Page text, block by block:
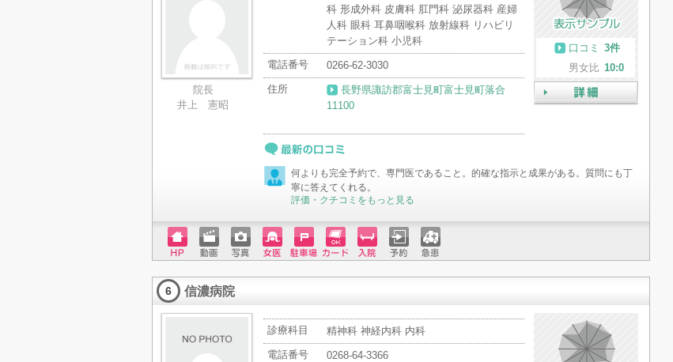
院長
井上 憲昭
科 形成外科 皮膚科 肛門科 泌尿器科 産婦
人科 眼科 耳鼻咽喉科 放射線科 リハビリ
テーション科 小児科
電話番号
0266-62-3030
住所
長野県諏訪郡富士見町富士見町落合
11100
口コミ
3件
男女比 10:0
最新の口コミ何よりも完全予約で、専門医であること。的確な指示と成果がある。質問にも丁
寧に答えてくれる。
評価・クチコミをもっと見る
ホーム
ページ
動画 写真 女医 駐車場クレジ
ットカ
入院 予約 急患
6 信濃病院
診療科目
精神科 神経内科 内科
電話番号
0268-64-3366